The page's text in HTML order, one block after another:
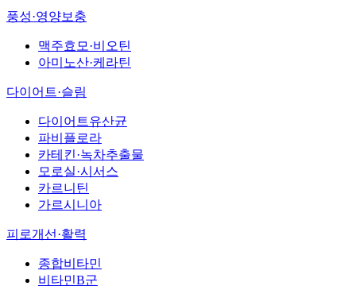
풍성·영양보충
맥주효모·비오틴
아미노산·케라틴
다이어트·슬림
다이어트유산균
파비플로라
카테킨·녹차추출물
모로실·시서스
카르니틴
가르시니아
피로개선·활력
종합비타민
비타민B군